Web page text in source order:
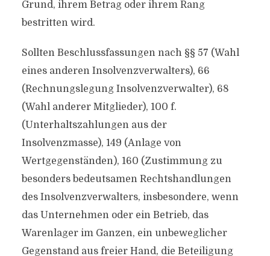
Grund, ihrem Betrag oder ihrem Rang
bestritten wird.
Sollten Beschlussfassungen nach §§ 57 (Wahl
eines anderen Insolvenzverwalters), 66
(Rechnungslegung Insolvenzverwalter), 68
(Wahl anderer Mitglieder), 100 f.
(Unterhaltszahlungen aus der
Insolvenzmasse), 149 (Anlage von
Wertgegenständen), 160 (Zustimmung zu
besonders bedeutsamen Rechtshandlungen
des Insolvenzverwalters, insbesondere, wenn
das Unternehmen oder ein Betrieb, das
Warenlager im Ganzen, ein unbeweglicher
Gegenstand aus freier Hand, die Beteiligung